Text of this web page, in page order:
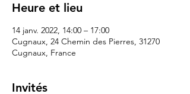
Heure et lieu
14 janv. 2022, 14:00 – 17:00
Cugnaux, 24 Chemin des Pierres, 31270
Cugnaux, France
Invités